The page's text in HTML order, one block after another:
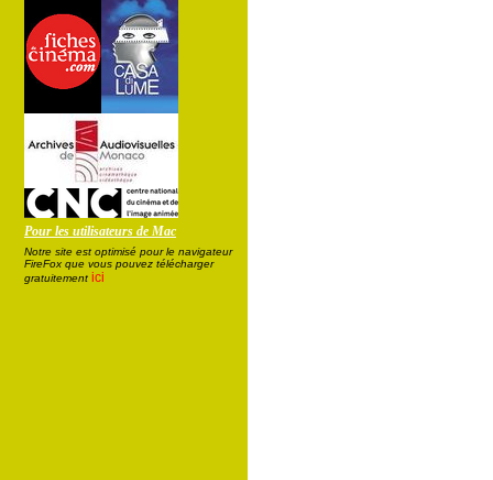
Pour les utilisateurs de Mac
Notre site est optimisé pour le navigateur
FireFox que vous pouvez télécharger
gratuitement ici